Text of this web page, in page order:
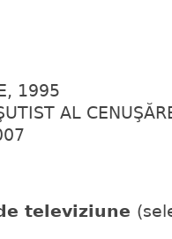
1995
AL
televiziune